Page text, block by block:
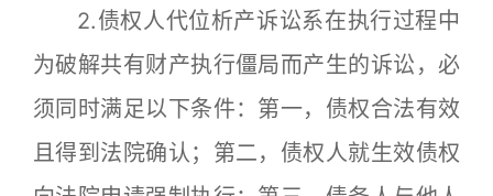
2.债权人代位析产诉讼系在执行过程中
为破解共有财产执行僵局而产生的诉讼，必
须同时满足以下条件：第一，债权合法有效
且得到法院确认；第二，债权人就生效债权